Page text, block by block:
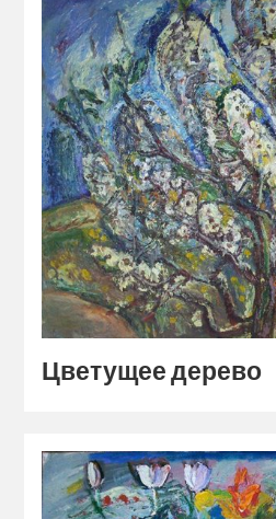
Цветущее дерево